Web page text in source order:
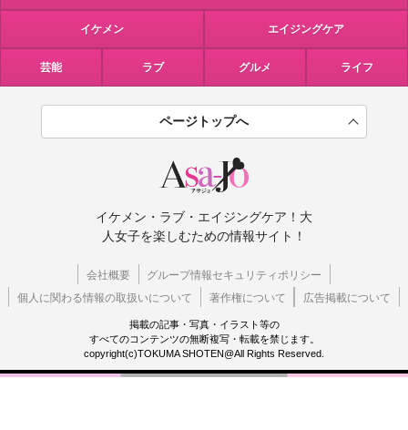
イケメン エイジングケア
芸能 ラブ グルメ ライフ
ページトップへ
イケメン・ラブ・エイジングケア！大
人女子を楽しむための情報サイト！
会社概要
グループ情報セキュリティポリシー
個人に関わる情報の取扱いについて
著作権について 広告掲載について
掲載の記事・写真・イラスト等の
すべてのコンテンツの無断複写・転載を禁じます。
copyright(c)TOKUMA SHOTEN@All Rights Reserved.